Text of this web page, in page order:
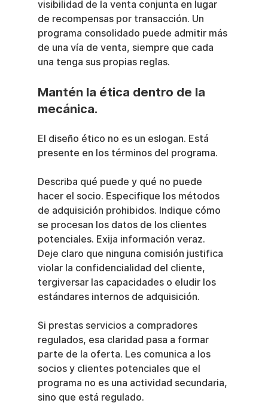
visibilidad de la venta conjunta en lugar
de recompensas por transacción. Un
programa consolidado puede admitir más
de una vía de venta, siempre que cada
una tenga sus propias reglas.
Mantén la ética dentro de la
mecánica.
El diseño ético no es un eslogan. Está
presente en los términos del programa.
Describa qué puede y qué no puede
hacer el socio. Especifique los métodos
de adquisición prohibidos. Indique cómo
se procesan los datos de los clientes
potenciales. Exija información veraz.
Deje claro que ninguna comisión justifica
violar la confidencialidad del cliente,
tergiversar las capacidades o eludir los
estándares internos de adquisición.
Si prestas servicios a compradores
regulados, esa claridad pasa a formar
parte de la oferta. Les comunica a los
socios y clientes potenciales que el
programa no es una actividad secundaria,
sino que está regulado.